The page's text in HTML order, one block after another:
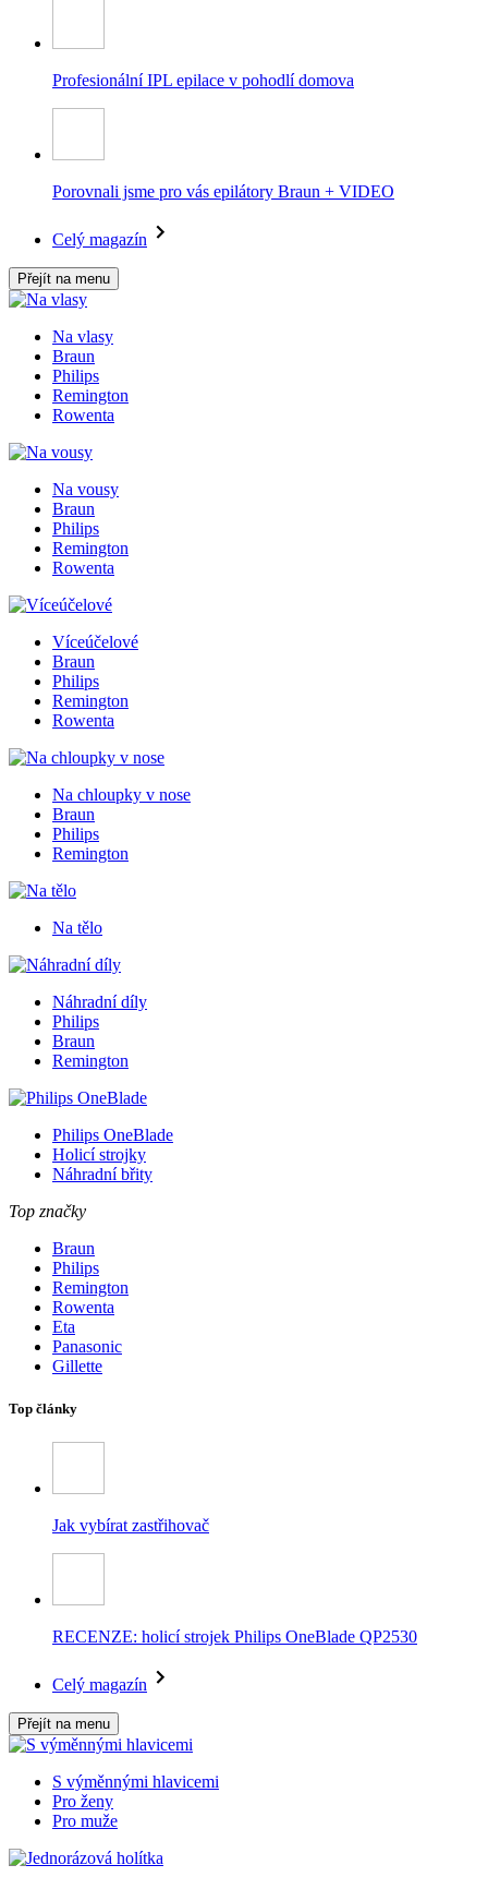
Profesionální IPL epilace v pohodlí domova
Porovnali jsme pro vás epilátory Braun + VIDEO
Celý magazín
Přejít na menu
Na vlasy
Braun
Philips
Remington
Rowenta
Na vousy
Braun
Philips
Remington
Rowenta
Víceúčelové
Braun
Philips
Remington
Rowenta
Na chloupky v nose
Braun
Philips
Remington
Na tělo
Náhradní díly
Philips
Braun
Remington
Philips OneBlade
Holicí strojky
Náhradní břity
Top značky
Braun
Philips
Remington
Rowenta
Eta
Panasonic
Gillette
Top články
Jak vybírat zastřihovač
RECENZE: holicí strojek Philips OneBlade QP2530
Celý magazín
Přejít na menu
S výměnnými hlavicemi
Pro ženy
Pro muže